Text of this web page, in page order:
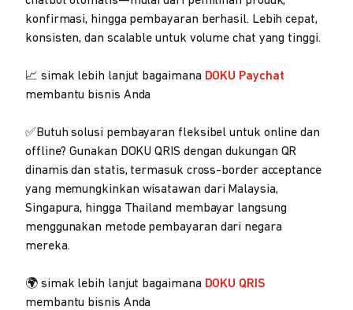
konfirmasi, hingga pembayaran berhasil. Lebih cepat,
konsisten, dan scalable untuk volume chat yang tinggi.
📈 simak lebih lanjut bagaimana DOKU Paychat
membantu bisnis Anda
✅Butuh solusi pembayaran fleksibel untuk online dan
offline? Gunakan DOKU QRIS dengan dukungan QR
dinamis dan statis, termasuk cross-border acceptance
yang memungkinkan wisatawan dari Malaysia,
Singapura, hingga Thailand membayar langsung
menggunakan metode pembayaran dari negara
mereka.
🌍 simak lebih lanjut bagaimana DOKU QRIS
membantu bisnis Anda